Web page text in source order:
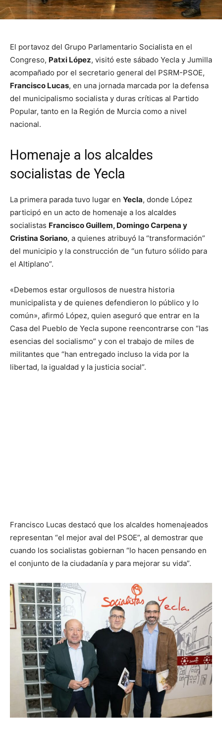
El portavoz del Grupo Parlamentario Socialista en el
Congreso, Patxi López, visitó este sábado Yecla y Jumilla
acompañado por el secretario general del PSRM-PSOE,
Francisco Lucas, en una jornada marcada por la defensa
del municipalismo socialista y duras críticas al Partido
Popular, tanto en la Región de Murcia como a nivel
nacional.
Homenaje a los alcaldes
socialistas de Yecla
La primera parada tuvo lugar en Yecla, donde López
participó en un acto de homenaje a los alcaldes
socialistas Francisco Guillem, Domingo Carpena y
Cristina Soriano, a quienes atribuyó la “transformación”
del municipio y la construcción de “un futuro sólido para
el Altiplano”.
«Debemos estar orgullosos de nuestra historia
municipalista y de quienes defendieron lo público y lo
común», afirmó López, quien aseguró que entrar en la
Casa del Pueblo de Yecla supone reencontrarse con “las
esencias del socialismo” y con el trabajo de miles de
militantes que “han entregado incluso la vida por la
libertad, la igualdad y la justicia social”.
Francisco Lucas destacó que los alcaldes homenajeados
representan “el mejor aval del PSOE”, al demostrar que
cuando los socialistas gobiernan “lo hacen pensando en
el conjunto de la ciudadanía y para mejorar su vida”.